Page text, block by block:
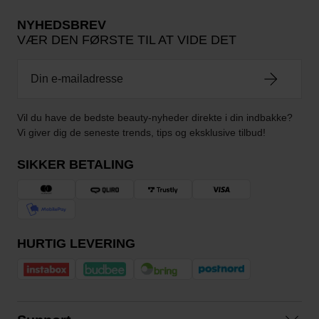
NYHEDSBREV
VÆR DEN FØRSTE TIL AT VIDE DET
Vil du have de bedste beauty-nyheder direkte i din indbakke?
Vi giver dig de seneste trends, tips og eksklusive tilbud!
SIKKER BETALING
HURTIG LEVERING